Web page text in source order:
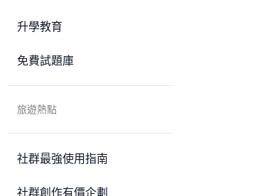
升學教育
免費試題庫
旅遊熱點
社群最強使用指南
社群創作有價企劃